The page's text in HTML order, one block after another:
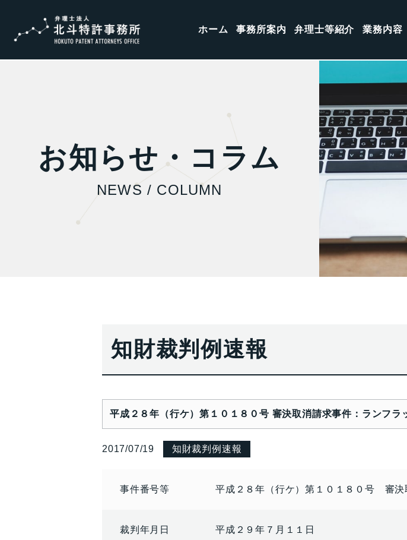
ホーム 事務所案内 弁理士等紹介 業務内容
お知らせ・コラム
NEWS / COLUMN
知財裁判例速報
平成２８年（行ケ）第１０１８０号 審決取消請求事件：ランフラ
2017/07/19 知財裁判例速報
事件番号等 平成２８年（行ケ）第１０１８０号 審決
裁判年月日 平成２９年７月１１日